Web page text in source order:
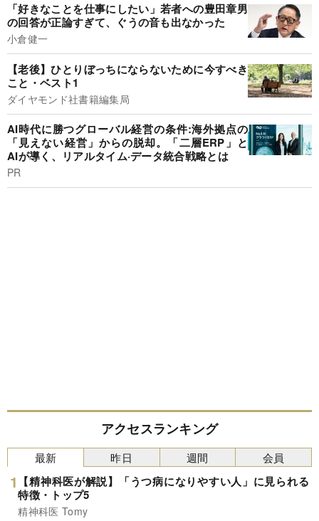
「好きなことを仕事にしたい」若者への豊田章男
の回答が正論すぎて、ぐうの音も出なかった
小倉健一
【老後】ひとりぼっちにならないために今すべき
こと・ベスト1
ダイヤモンド社書籍編集局
AI時代に勝つグローバル経営の条件:海外拠点の
「見えない経営」からの脱却。「二層ERP」と
AIが導く、リアルタイム·データ統合戦略とは
PR
アクセスランキング
最新
【精神科医が解説】「うつ病になりやすい人」に見られる
特徴・トップ5
精神科医 Tomy
昨日 週間 会員